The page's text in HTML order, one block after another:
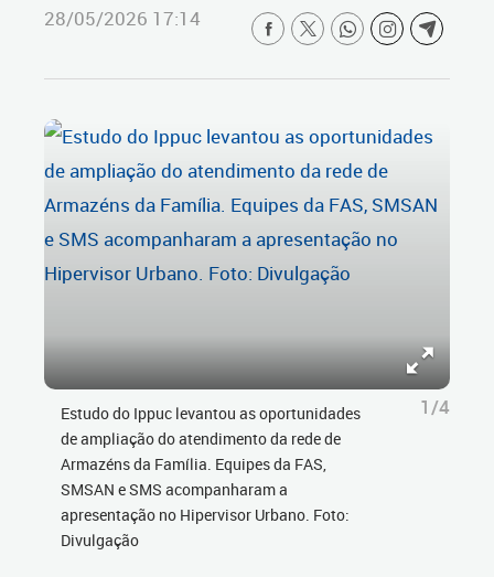
28/05/2026 17:14
Estudo do Ippuc levantou as oportunidades
de ampliação do atendimento da rede de
Armazéns da Família. Equipes da FAS,
SMSAN e SMS acompanharam a
apresentação no Hipervisor Urbano. Foto:
Divulgação
1/4